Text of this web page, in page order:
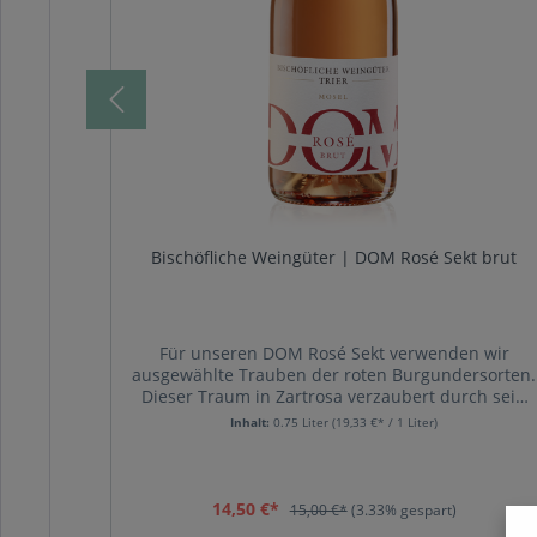
Bischöfliche Weingüter | DOM Rosé Sekt brut
Für unseren DOM Rosé Sekt verwenden wir
ausgewählte Trauben der roten Burgundersorten.
Dieser Traum in Zartrosa verzaubert durch sein
fruchtiges Zusammenspiel aus duftenden
handwerklicher Sorgfalt im traditionellen
Verfahren der klassischenFlaschenvergärung
Inhalt:0.75 Liter(19,33 €* / 1 Liter)
14,50 €* 15,00 €*(3.33% gespart)